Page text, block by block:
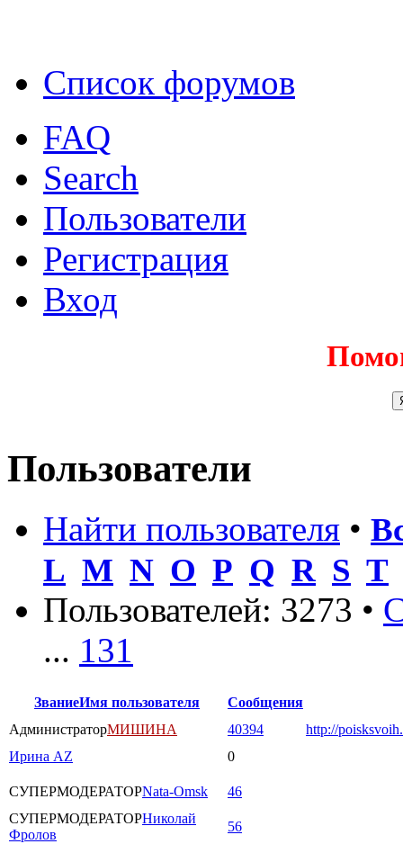
Список форумов
FAQ
Search
Пользователи
Регистрация
Вход
Пользователи
Найти пользователя •
L M N O P Q R S T
Пользователей: 3273 •
... 131
ЗваниеИмя пользователя
Сообщения
АдминистраторМИШИНА 40394
http://
Ирина AZ
0
СУПЕРМОДЕРАТОРNata-Omsk
46
СУПЕРМОДЕРАТОРНиколай
Фролов
56